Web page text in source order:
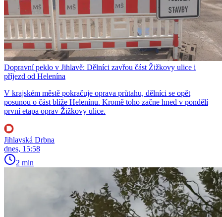
Dopravní peklo v Jihlavě: Dělníci zavřou část Žižkovy ulice i
příjezd od Helenína
V krajském městě pokračuje oprava průtahu, dělníci se opět
posunou o část blíže Helenínu. Kromě toho začne hned v pondělí
první etapa oprav Žižkovy ulice.
Jihlavská Drbna
dnes, 15:58
2 min